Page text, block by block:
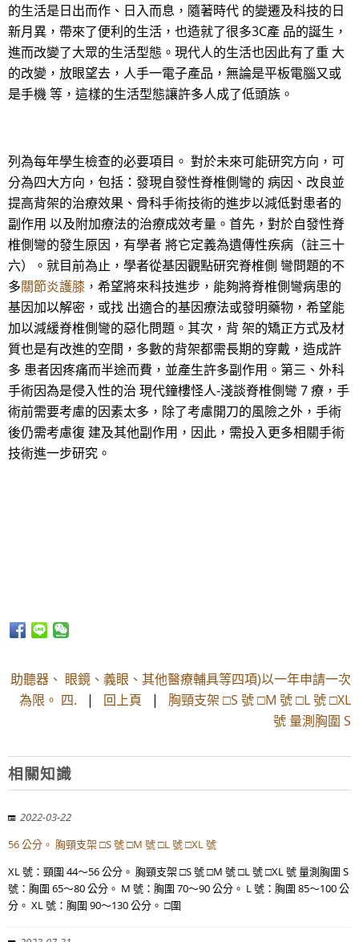
的生活是日出而作、日入而息，隨著時代 的變遷及科技的日
新月異，帶來了便利的生活，也造就了很多3C產 品的誕生，
進而改變了大眾的生活型態。現代人的生活也因此有了重 大
的改變，放眼望去，人手一電子產品，無論是平板電腦又或
是手機 等，這樣的生活型態讓許多人成了低頭族。
列為每年學生檢查的必要項目。 對於未來可能研究方向，可
分為四大方向，包括：發現自發性脊椎側彎的 病因、改良並
提高背架的治療效果、骨科手術技術的進步以減低對患者的
副作用 以及附加療法的治療成效考量。首先，對於自發性脊
椎側彎的發生原因，有學者 將它定義為遺傳性疾病（註三十
六）。就目前為止，學者從基因觀點研究脊椎側 彎問題的不
多關節炎護膝 ，希望將來科技進步，能夠將脊椎側彎病患的
基因加以解密，或找 出適合的基因療法或發明藥物，希望能
加以減緩脊椎側彎的惡化問題。其次，背 架的矯正方式及材
質也是有改進的空間，多數的背架都需長期的穿戴，造成許
多 患者因疼痛而半途而費，並產生許多副作用。第三、外科
手術因為是侵入性的治 現代鐘樓怪人-淺談脊椎側彎 7 療，手
術前需要考慮的因素太多，除了考慮開刀的風險之外，手術
後仍需考慮復 建及其他副作用，因此，需投入更多相關手術
技術進一步研究。
助聽器、 眼鏡、義眼、其他醫療輔具等四項)以一年申請一次
為限。 四. | 回上頁 | 胸頸支架 □S 號 □M 號 □L 號 □XL
號 量測胸圍 S
相關知識
2022-03-22
56 公分。 胸頸支架 □S 號 □M 號 □L 號 □XL 號
XL 號：頸圍 44～56 公分。 胸頸支架 □S 號 □M 號 □L 號 □XL 號 量測胸圍 S
號：胸圍 65～80 公分。 M 號：胸圍 70～90 公分。 L 號：胸圍 85～100 公
分。 XL 號：胸圍 90～130 公分。 □圍